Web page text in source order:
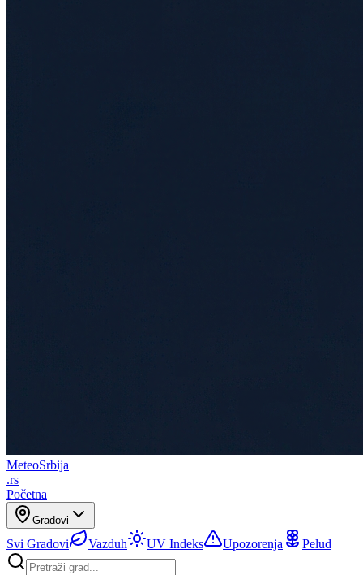
MeteoSrbija
.rs
Početna
Gradovi
Svi Gradovi Vazduh UV Indeks Upozorenja Pelud